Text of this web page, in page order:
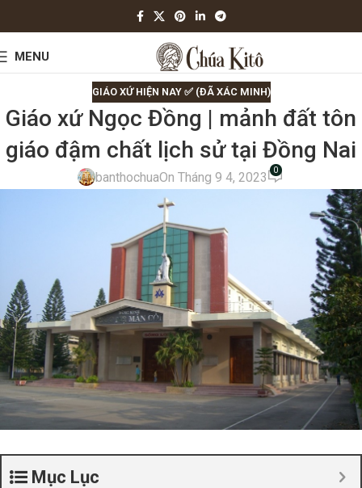
MENU
GIÁO XỨ HIỆN NAY ✅ (ĐÃ XÁC MINH)
Giáo xứ Ngọc Đồng | mảnh đất tôn
giáo đậm chất lịch sử tại Đồng Nai
banthochuaOn Tháng 9 4, 2023 0
Mục Lục